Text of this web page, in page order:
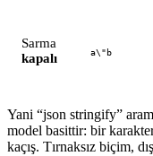
Sarma
kapalı
a\"b
Yani “json stringify”
model basittir: bir
kaçış. Tırnaksız biçim,